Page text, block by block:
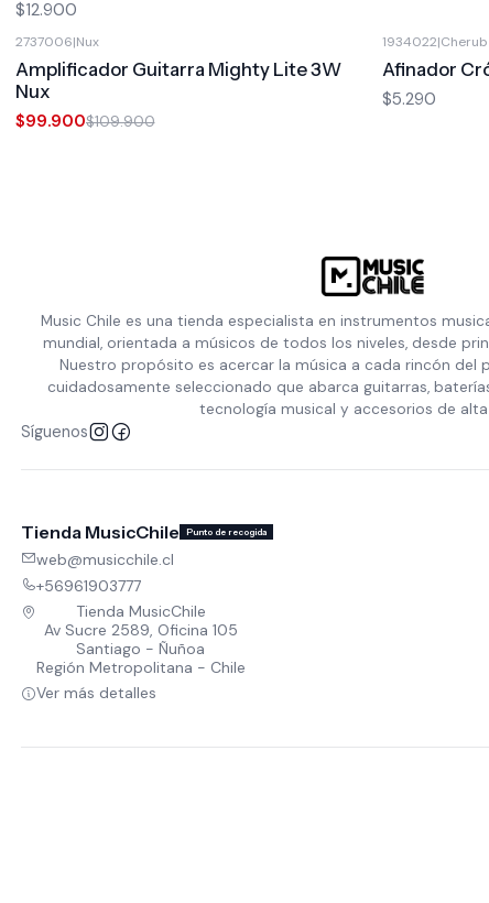
$12.900
2737006|Nux
Amplificador Guitarra Mighty Lite 3W
Nux
$99.900$109.900
1934022|Cherub
Afinador
$5.290
Music Chile es una tienda especialista en instrumentos
mundial, orientada a músicos de todos los niveles, desde
Nuestro propósito es acercar la música a cada rincón del
cuidadosamente seleccionado que abarca guitarras,
tecnología musical y accesorios de
Síguenos
Tienda MusicChile Punto de recogida
web@musicchile.cl
+56961903777
Tienda MusicChile
Av Sucre 2589, Oficina 105
Santiago - Ñuñoa
Región Metropolitana - Chile
Ver más detalles